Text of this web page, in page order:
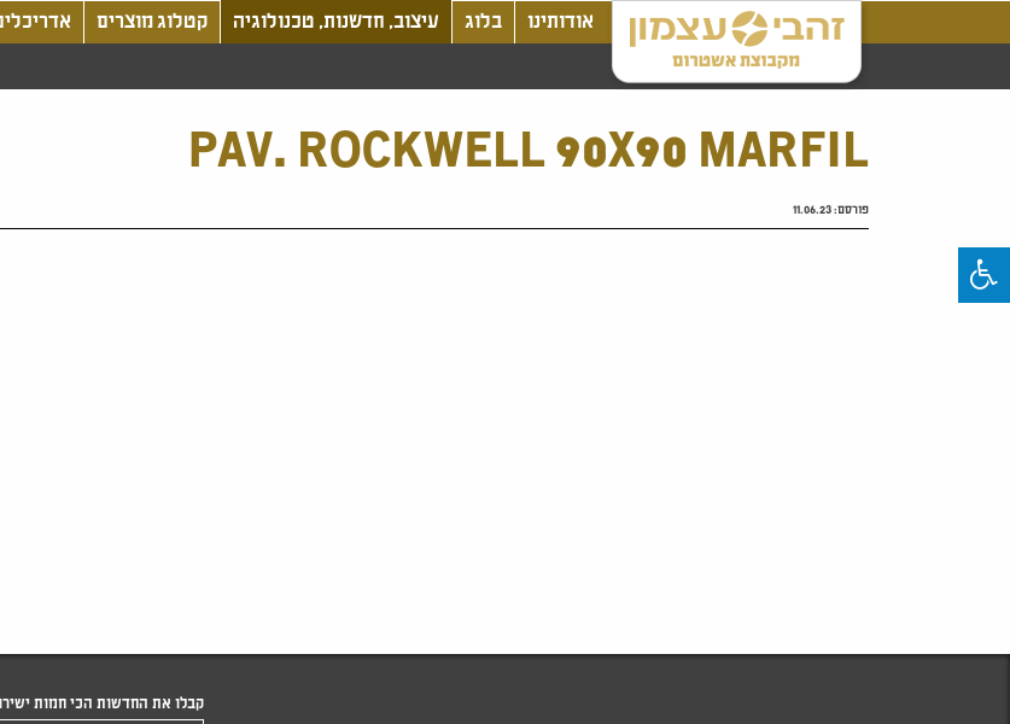
אודותינו בלוג עיצוב, חדשנות, טכנולוגיה קטלוג מוצרים
PAV. ROCKWELL 90X90 MARFIL
פורסם:11.06.23
קבלו את החדשות הכי חמות